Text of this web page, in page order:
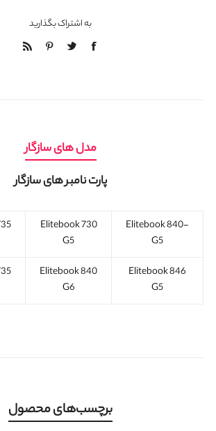
به اشتراک بگذارید
مدل های سازگار
پارت نامبر های سازگار
Elitebook 840-
G5
Elitebook 730
G5
Elitebook 846
G5
Elitebook 840
G6
برچسب‌های محصول